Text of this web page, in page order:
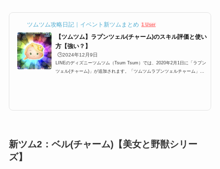
ツムツム攻略日記｜イベント新ツムまとめ 1 User
【ツムツム】ラプンツェル(チャーム)のスキル評価と使い
方【強い？】
🕒️2024年12月9日
LINEのディズニーツムツム（Tsum Tsum）では、2020年2月1日に「ラプン
ツェル(チャーム)」が追加されます。「ツムツムラプンツェルチャーム」の
新ツム2：ベル(チャーム)【美女と野獣シリー
ズ】